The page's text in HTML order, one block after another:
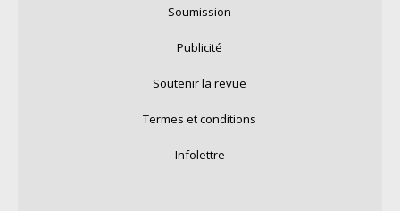
Soumission
Publicité
Soutenir la revue
Termes et conditions
Infolettre